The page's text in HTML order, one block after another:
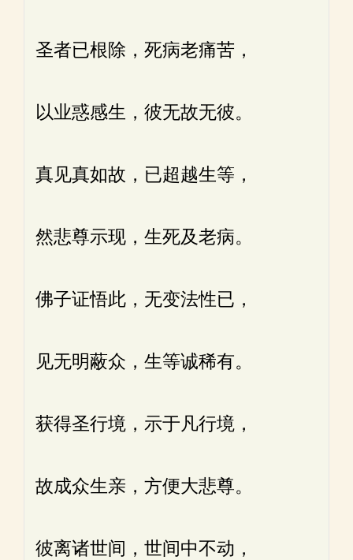
圣者已根除，死病老痛苦，
以业惑感生，彼无故无彼。
真见真如故，已超越生等，
然悲尊示现，生死及老病。
佛子证悟此，无变法性已，
见无明蔽众，生等诚稀有。
获得圣行境，示于凡行境，
故成众生亲，方便大悲尊。
彼离诸世间，世间中不动，